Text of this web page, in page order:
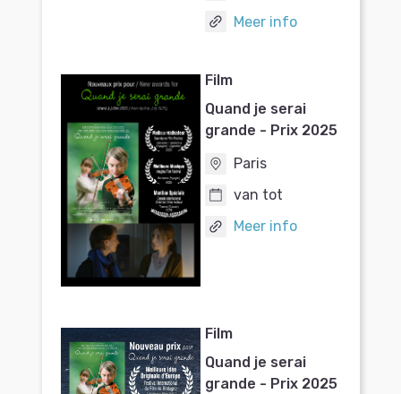
Meer info
Film
Quand je serai
grande - Prix 2025
Paris
van tot
Meer info
Film
Quand je serai
grande - Prix 2025